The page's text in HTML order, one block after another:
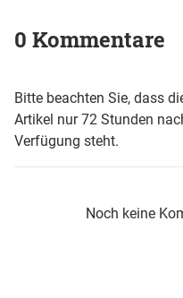
0 Kommentare
Bitte beachten Sie, dass
Artikel nur 72 Stunden
Verfügung steht.
Noch keine